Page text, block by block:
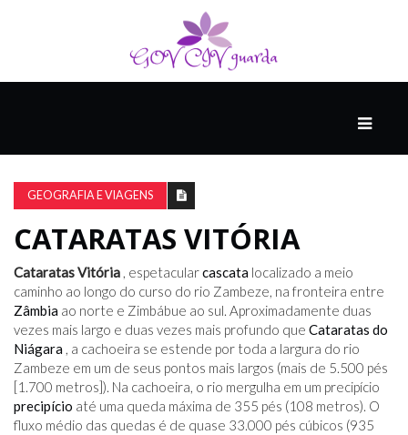
DO
THINK
COMPANHEIRO
COMEÇA
COM
UM
ESTRONDO
GEOGRAFIA E VIAGENS
CATARATAS VITÓRIA
Cataratas Vitória , espetacularcascata localizado a meio
caminho ao longo do curso do rio Zambeze, na fronteira entre
Zâmbia ao norte e Zimbábue ao sul. Aproximadamente duas
vezes mais largo e duas vezes mais profundo que Cataratas do
Niágara , a cachoeira se estende por toda a largura do rio
Zambeze em um de seus pontos mais largos (mais de 5.500 pés
[1.700 metros]). Na cachoeira, o rio mergulha em um precipício
precipício até uma queda máxima de 355 pés (108 metros). O
fluxo médio das quedas é de quase 33.000 pés cúbicos (935